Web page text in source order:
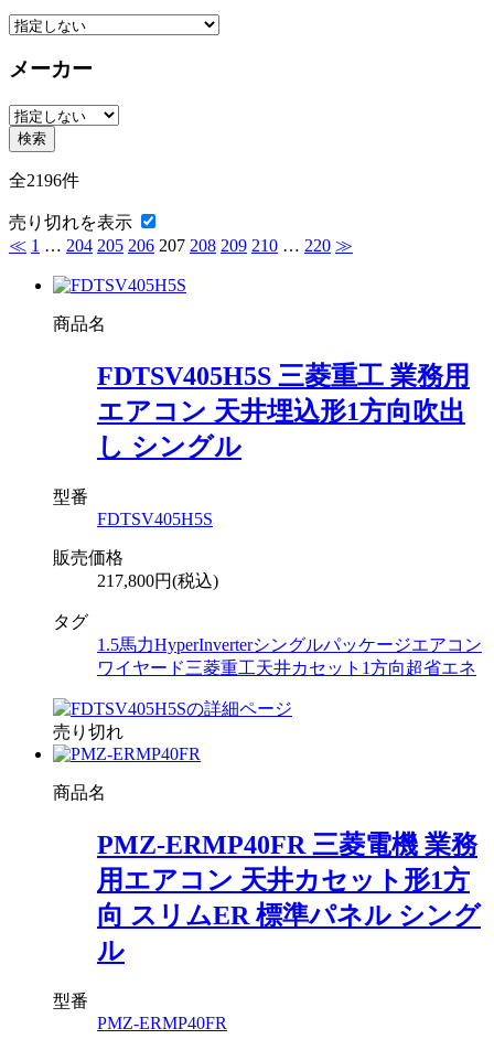
メーカー
検索
全2196件
売り切れを表示
≪ 1 … 204 205 206 207 208 209 210 … 220 ≫
商品名
FDTSV405H5S 三菱重工 業務用
エアコン 天井埋込形1方向吹出
し シングル
型番
FDTSV405H5S
販売価格
217,800円(税込)
タグ
1.5馬力HyperInverterシングルパッケージエアコン
ワイヤード三菱重工天井カセット1方向超省エネ
売り切れ
商品名
PMZ-ERMP40FR 三菱電機 業務
用エアコン 天井カセット形1方
向 スリムER 標準パネル シング
ル
型番
PMZ-ERMP40FR